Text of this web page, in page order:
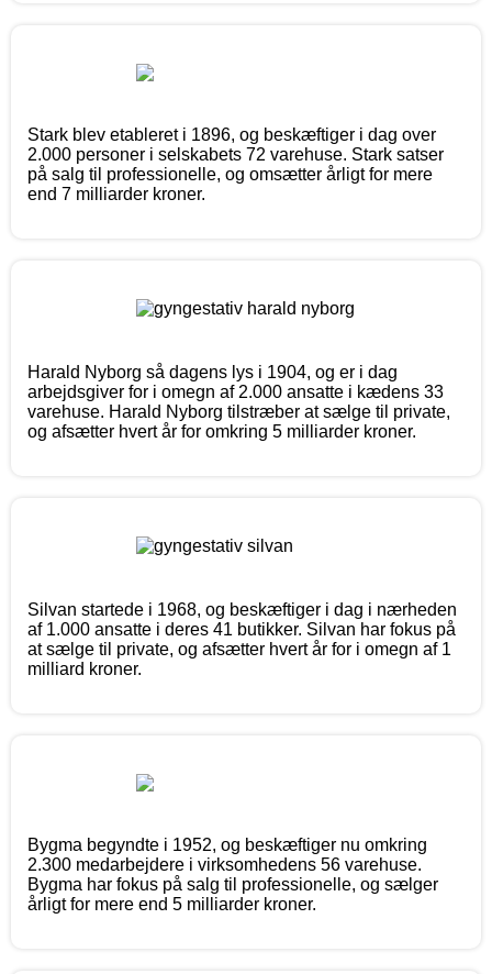
Stark blev etableret i 1896, og beskæftiger i dag over
2.000 personer i selskabets 72 varehuse. Stark satser
på salg til professionelle, og omsætter årligt for mere
end 7 milliarder kroner.
Harald Nyborg så dagens lys i 1904, og er i dag
arbejdsgiver for i omegn af 2.000 ansatte i kædens 33
varehuse. Harald Nyborg tilstræber at sælge til private,
og afsætter hvert år for omkring 5 milliarder kroner.
Silvan startede i 1968, og beskæftiger i dag i nærheden
af 1.000 ansatte i deres 41 butikker. Silvan har fokus på
at sælge til private, og afsætter hvert år for i omegn af 1
milliard kroner.
Bygma begyndte i 1952, og beskæftiger nu omkring
2.300 medarbejdere i virksomhedens 56 varehuse.
Bygma har fokus på salg til professionelle, og sælger
årligt for mere end 5 milliarder kroner.